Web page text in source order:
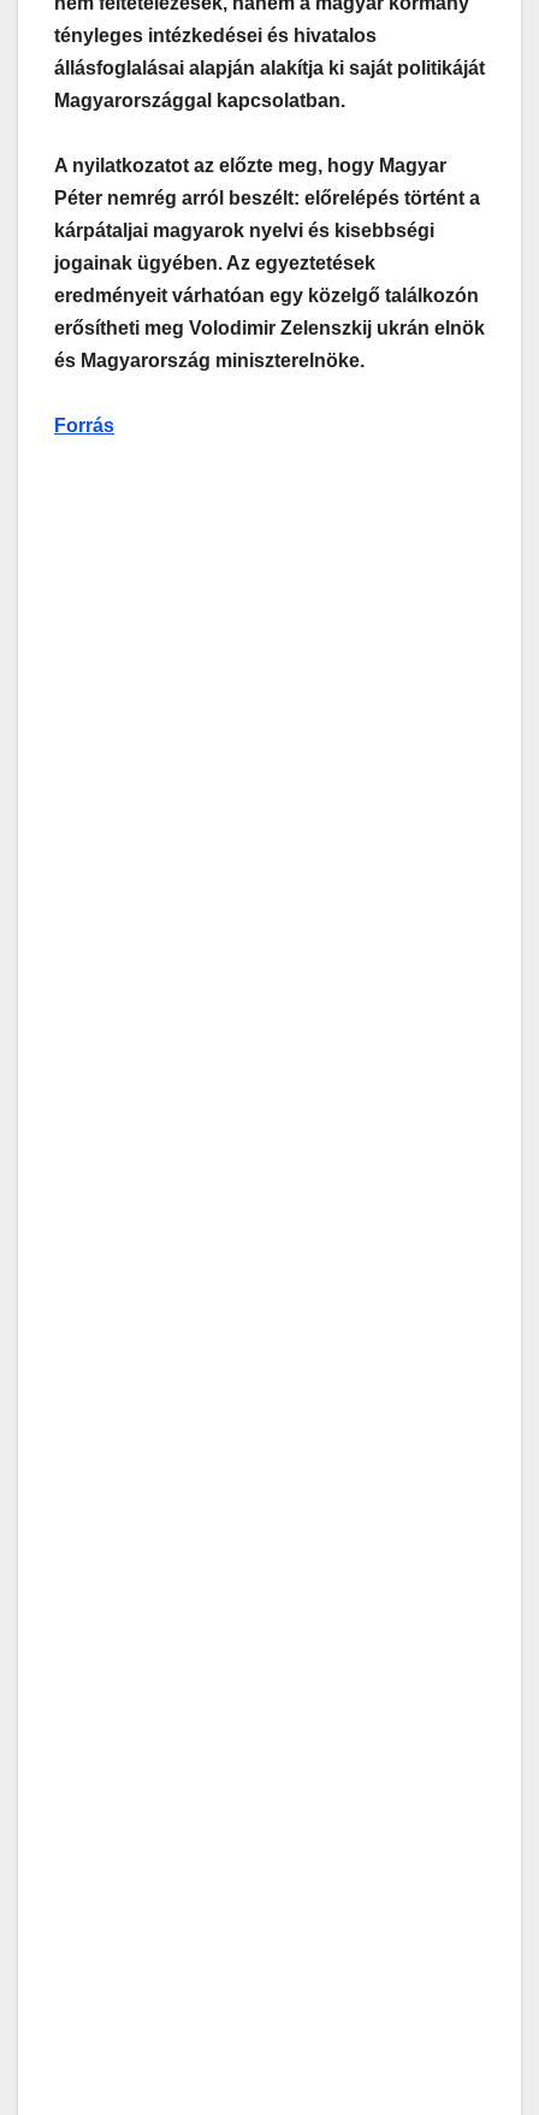
tényleges intézkedései és hivatalos
állásfoglalásai alapján alakítja ki saját politikáját
Magyarországgal kapcsolatban.
A nyilatkozatot az előzte meg, hogy Magyar
Péter nemrég arról beszélt: előrelépés történt a
kárpátaljai magyarok nyelvi és kisebbségi
jogainak ügyében. Az egyeztetések
eredményeit várhatóan egy közelgő találkozón
erősítheti meg Volodimir Zelenszkij ukrán elnök
és Magyarország miniszterelnöke.
Forrás